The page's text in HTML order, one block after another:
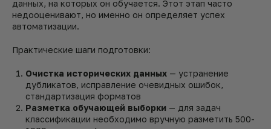
данных, на которых он обучается. Этот этап часто
недооценивают, но именно он определяет успех
автоматизации.
Практические шаги подготовки:
Очистка исторических данных — устранение
дубликатов, исправление очевидных ошибок,
стандартизация форматов
Разметка обучающей выборки — для задач
классификации необходимо вручную разметить 500-